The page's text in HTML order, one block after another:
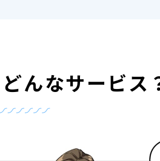
どんなサービス